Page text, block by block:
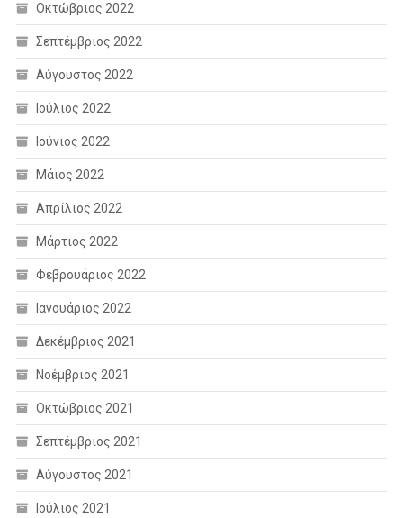
Οκτώβριος 2022
Σεπτέμβριος 2022
Αύγουστος 2022
Ιούλιος 2022
Ιούνιος 2022
Μάιος 2022
Απρίλιος 2022
Μάρτιος 2022
Φεβρουάριος 2022
Ιανουάριος 2022
Δεκέμβριος 2021
Νοέμβριος 2021
Οκτώβριος 2021
Σεπτέμβριος 2021
Αύγουστος 2021
Ιούλιος 2021